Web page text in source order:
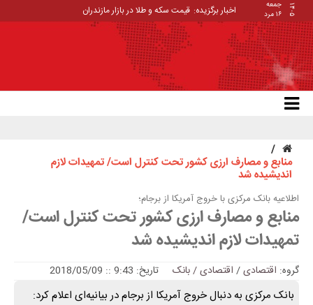
۱۴۰۵
جمعه
۱۶ مرد
اخبار برگزیده: قیمت سکه و طلا در بازار مازندران
منابع و مصارف ارزی کشور تحت کنترل است/ تمهیدات لازم
اندیشیده شد
اطلاعیه بانک مرکزی با خروج آمریکا از برجام؛
منابع و مصارف ارزی کشور تحت کنترل است/
تمهیدات لازم اندیشیده شد
گروه: اقتصادی/ اقتصادی / بانک تاریخ: 9:43 :: 2018/05/09
بانک مرکزی به دنبال خروج آمریکا از برجام در بیانیه‌ای اعلام کرد: